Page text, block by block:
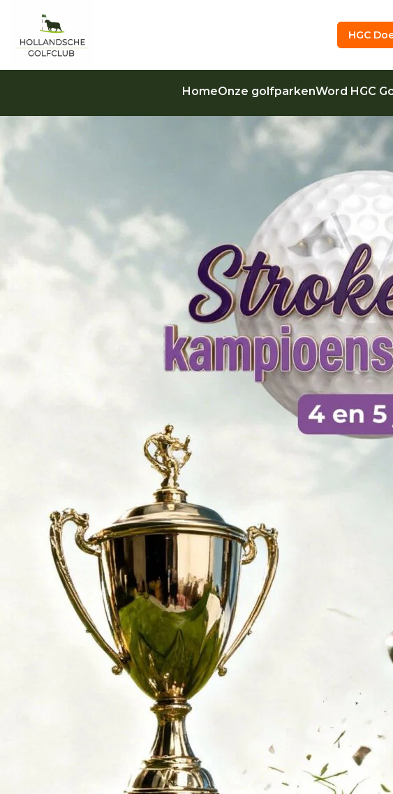
HGC
HomeOnze golfparkenWord HGC